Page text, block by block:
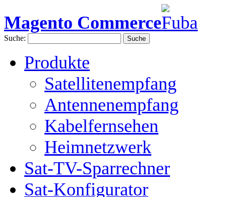
Magento Commerce
Suche: Suche
Produkte
Satellitenempfang
Antennenempfang
Kabelfernsehen
Heimnetzwerk
Sat-TV-Sparrechner
Sat-Konfigurator